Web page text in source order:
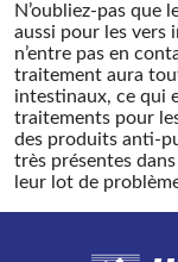
N’oubliez-pas que
aussi pour les vers
n’entre pas en
traitement aura
intestinaux, ce qui
traitements pour
des produits anti-
très présentes
leur lot de